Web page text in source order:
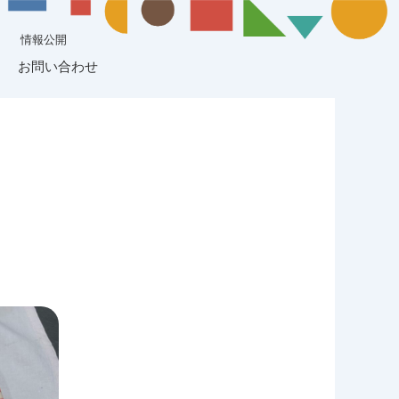
情報公開
お問い合わせ